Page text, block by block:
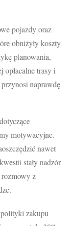
pojazdy oraz
obniżyły koszty
planowania,
opłacalne trasy i
naprawdę
motywacyjne.
nawet
stały nadzór
z
polityki zakupu